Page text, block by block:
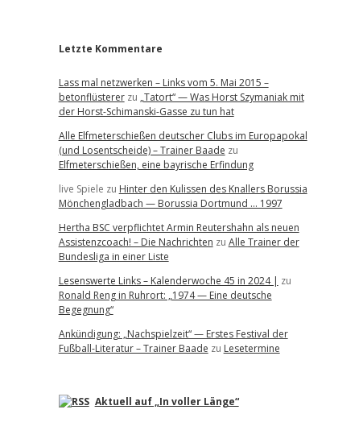
Letzte Kommentare
Lass mal netzwerken – Links vom 5. Mai 2015 –
betonflüstererzu „Tatort“ — Was Horst Szymaniak mit
der Horst-Schimanski-Gasse zu tun hat
Alle Elfmeterschießen deutscher Clubs im Europapokal
(und Losentscheide) – Trainer Baade zu
Elfmeterschießen, eine bayrische Erfindung
live Spiele zu Hinter den Kulissen des Knallers Borussia
Mönchengladbach — Borussia Dortmund … 1997
Hertha BSC verpflichtet Armin Reutershahn als neuen
Assistenzcoach! – Die Nachrichten zu Alle Trainer der
Bundesliga in einer Liste
Lesenswerte Links – Kalenderwoche 45 in 2024 | zu
Ronald Reng in Ruhrort: „1974 — Eine deutsche
Begegnung“
Ankündigung: „Nachspielzeit“ — Erstes Festival der
Fußball-Literatur – Trainer Baade zu Lesetermine
Aktuell auf „In voller Länge“